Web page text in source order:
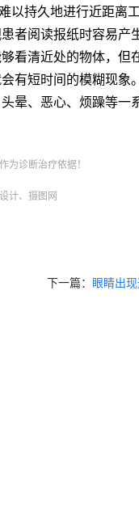
以持久地进行近距离
者阅读报纸时容易产
看清近处的物体，但
有短时间的模糊现象
晕、恶心、烦躁等一
为诊断治疗依据！
计、摄图网
下一篇： 眼睛出